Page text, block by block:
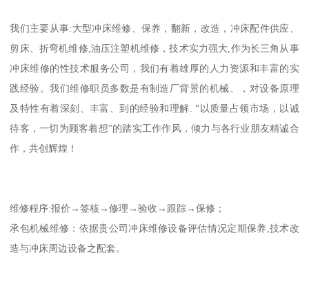
我们主要从事:大型冲床维修、保养，翻新，改造，冲床配件供应、
剪床、折弯机维修,油压注塑机维修，技术实力强大,作为长三角从事
冲床维修的性技术服务公司，我们有着雄厚的人力资源和丰富的实
践经验。我们维修职员多数是有制造厂背景的机械、，对设备原理
及特性有着深刻、丰富、到的经验和理解. “以质量占领市场，以诚
待客，一切为顾客着想”的踏实工作作风，倾力与各行业朋友精诚合
作，共创辉煌！
维修程序:报价→签核→修理→验收→跟踪→保修；
承包机械维修：依据贵公司冲床维修设备评估情况定期保养,技术改
造与冲床周边设备之配套。